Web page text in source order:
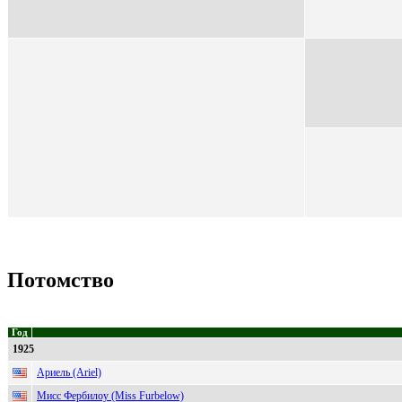
Потомство
Год
1925
Ариель (Ariel)
Мисс Фербилоу (Miss Furbelow)